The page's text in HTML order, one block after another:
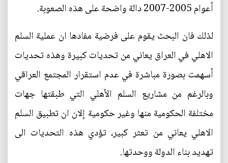
أعوام 2005-2007 دالة واضحة على هذه الصعوبة.
لذلك فان البحث يقوم على فرضية مفادها ان عملية السلم
الاهلي في العراق يعاني من تحديات كبيرة وهذه تحديات
أسهمت بصورة مباشرة في عدم استقرار المجتمع العراقي
وبالرغم من مشاريع السلم الأهلي التي طبقتها جهات
مختلفة الحكومية منها وغير حكومية إلان ان تطبيق السلم
الاهلي يعاني من تعثر كبير، تؤدي هذه التحديات الى
تهديد بناء الدولة ووحدتها.